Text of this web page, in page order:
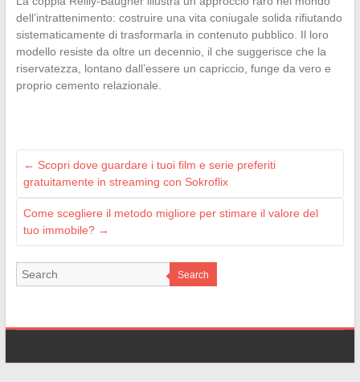
dell’intrattenimento: costruire una vita coniugale solida rifiutando
sistematicamente di trasformarla in contenuto pubblico. Il loro
modello resiste da oltre un decennio, il che suggerisce che la
riservatezza, lontano dall’essere un capriccio, funge da vero e
proprio cemento relazionale.
← Scopri dove guardare i tuoi film e serie preferiti
gratuitamente in streaming con Sokroflix
Come scegliere il metodo migliore per stimare il valore del
tuo immobile? →
Search